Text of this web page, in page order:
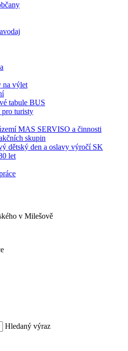
na výlet
tabule BUS
turisty
MAS SERVISO a činnosti
skupin
dětský den a oslavy výročí SK
let
v Milešově
Hledaný výraz